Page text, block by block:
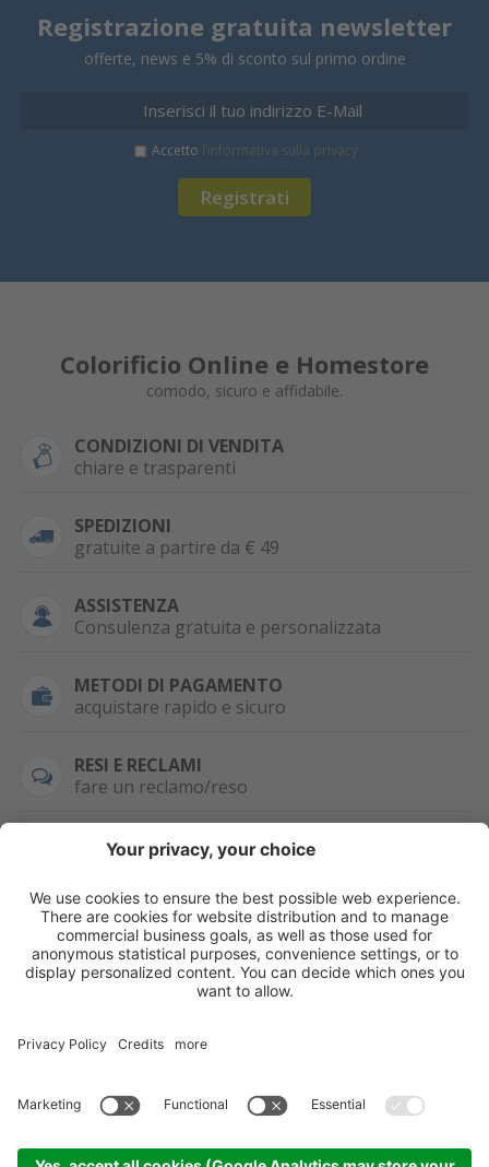
Registrazione gratuita newsletter
offerte, news e 5% di sconto sul primo ordine
Registrati
Accetto l’informativa sulla privacy
Colorificio Online e Homestore
comodo, sicuro e affidabile.
CONDIZIONI DI VENDITA
chiare e trasparenti
SPEDIZIONI
gratuite a partire da € 49
ASSISTENZA
Consulenza gratuita e personalizzata
METODI DI PAGAMENTO
acquistare rapido e sicuro
RESI E RECLAMI
fare un reclamo/reso
SEMPRE DISPONIBILE
0471 506798
WHATSAPP
+39 376 2951129
Credits
Sitemap Informativa privacy
Impostazioni cookie
HAI LA PARTITA
IVA?
Per ordini, offerte,
prezzi speciali e
ulteriori articoli